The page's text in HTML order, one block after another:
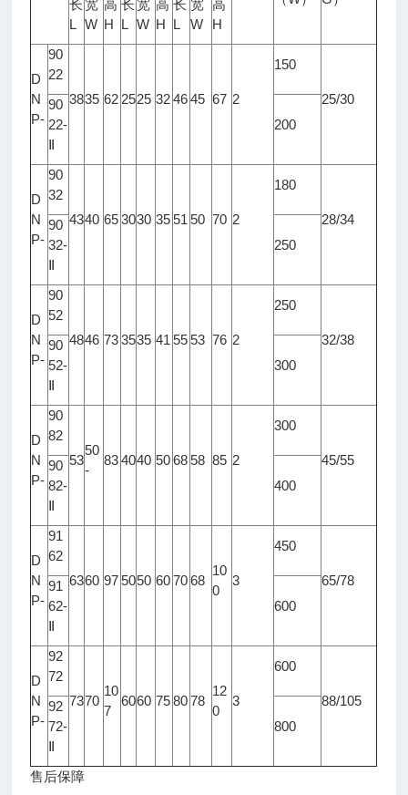
长
L
宽
W
高
H
长
L
宽
W
高
H
长
L
宽
W
高
H
D
N
P-
90
22
3835 62 2525 32 46 45 67 2
150
25/30
90
22-
200
D
N
P-
90
32
4340 65 3030 35 51 50 70 2
180
28/34
90
32-
250
D
N
P-
90
52
4846 73 3535 41 55 53 76 2
250
32/38
90
52-
300
D
N
P-
90
82
53
50
-
83 4040 50 68 58 85 2
300
45/55
90
82-
400
D
N
P-
91
62
6360 97 5050 60 70 68
10
0
3
450
65/78
91
62-
600
D
N
P-
92
72
7370
10
7
6060 75 80 78
12
0
3
600
88/105
92
72-
800
售后保障